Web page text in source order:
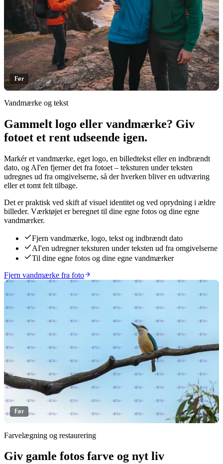
Klik for at afsløre
Før
Vandmærke og tekst
Gammelt logo eller vandmærke? Giv
fotoet et rent udseende igen.
Markér et vandmærke, eget logo, en billedtekst eller en indbrændt
dato, og AI'en fjerner det fra fotoet – teksturen under teksten
udregnes ud fra omgivelserne, så der hverken bliver en udtværing
eller et tomt felt tilbage.
Det er praktisk ved skift af visuel identitet og ved oprydning i ældre
billeder. Værktøjet er beregnet til dine egne fotos og dine egne
vandmærker.
Fjern vandmærke, logo, tekst og indbrændt dato
AI'en udregner teksturen under teksten ud fra omgivelserne
Til dine egne fotos og dine egne vandmærker
Fjern vandmærke fra foto
Klik for at afsløre
Før
Farvelægning og restaurering
Giv gamle fotos farve og nyt liv